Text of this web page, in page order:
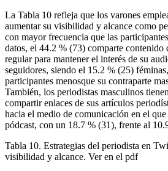
La Tabla 10 refleja que los varones
aumentar su visibilidad y alcance como
con mayor frecuencia que las
datos, el 44.2 % (73) comparte contenido
regular para mantener el interés de su
seguidores, siendo el 15.2 % (25)
participantes menosque su contraparte
También, los periodistas masculinos
compartir enlaces de sus artículos
hacia el medio de comunicación en el
pódcast, con un 18.7 % (31), frente al
Tabla 10. Estrategias del periodista en
visibilidad y alcance. Ver en el pdf